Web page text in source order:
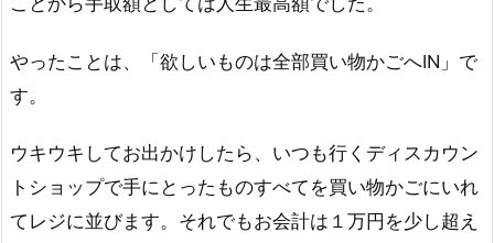
やったことは、「欲しいものは全部買い物かごへIN」で
す。
ウキウキしてお出かけしたら、いつも行くディスカウン
トショップで手にとったものすべてを買い物かごにいれ
てレジに並びます。それでもお会計は１万円を少し超え